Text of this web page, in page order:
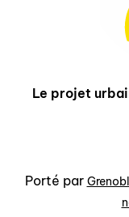
Le projet
Porté par